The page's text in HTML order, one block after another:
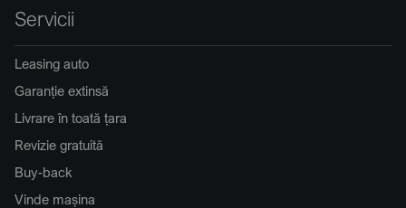
Servicii
Leasing auto
Garanție extinsă
Livrare în toată țara
Revizie gratuită
Buy-back
Vinde mașina